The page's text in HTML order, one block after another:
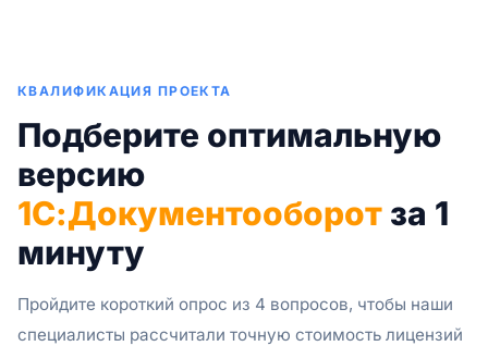
КВАЛИФИКАЦИЯ ПРОЕКТА
Подберите оптимальную
версию
1С:Документооборот за 1
минуту
Пройдите короткий опрос из 4 вопросов, чтобы наши
специалисты рассчитали точную стоимость лицензий